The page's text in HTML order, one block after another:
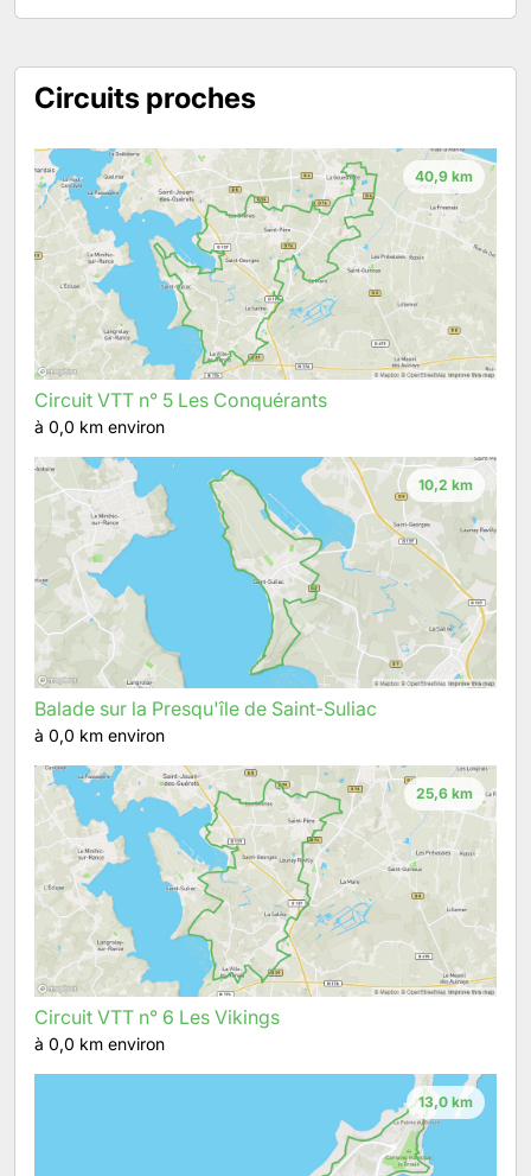
Circuits proches
40,9 km
Circuit VTT n° 5 Les Conquérants
à 0,0 km environ
10,2 km
Balade sur la Presqu'île de Saint-Suliac
à 0,0 km environ
25,6 km
Circuit VTT n° 6 Les Vikings
à 0,0 km environ
13,0 km